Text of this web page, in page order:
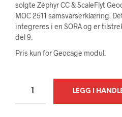
solgte Zéphyr CC & ScaleFlyt
MOC 2511 samsvarserklæring.
integreres i en SORA og er
del 9.
Pris kun for Geocage modul.
LEGG I